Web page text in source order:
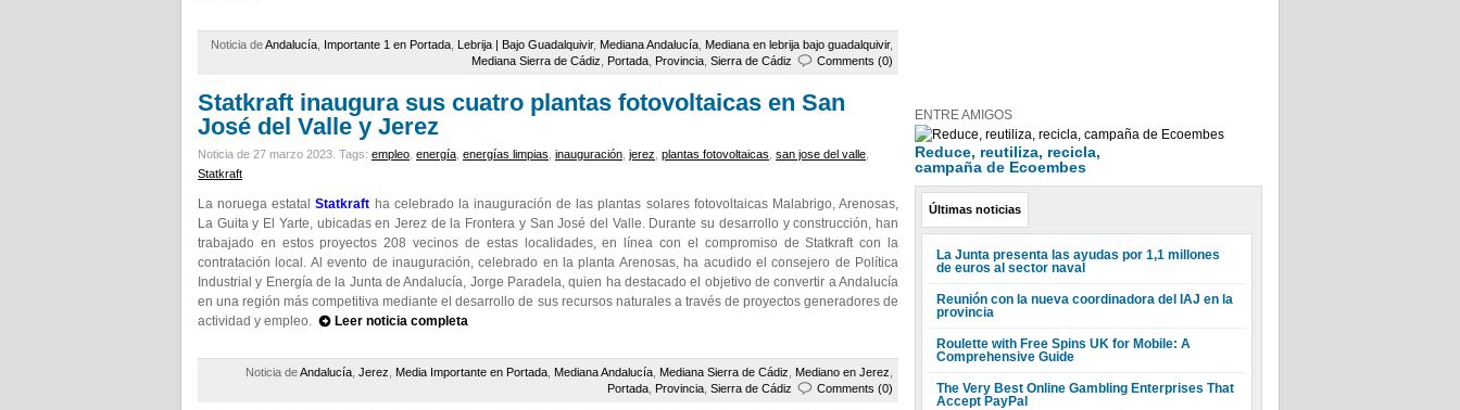
Noticia deAndalucía Importante 1 en Portada Lebrija | Bajo Guadalquivir, Mediana Andalucía Mediana en lebrija bajo guadalquivir,
Mediana Sierra de Cádiz
Portada Provincia Sierra de Cádiz Comments (0)
Statkraft inaugura sus cuatro plantas fotovoltaicas en San
José del Valle y Jerez
Noticia de 27 marzo 2023. Tags: empleo energía energías limpias inauguración jerez plantas fotovoltaicas san jose del valle
Statkraft
La noruega estatalStatkraft ha celebrado la inauguración de las plantas solares fotovoltaicas Malabrigo, Arenosas,
La Guita y El Yarte, ubicadas en Jerez de la Frontera y San José del Valle. Durante su desarrollo y construcción, han
trabajado en estos proyectos 208 vecinos de estas localidades, en línea con el compromiso de Statkraft con la
contratación local. Al evento de inauguración, celebrado en la planta Arenosas, ha acudido el consejero de Política
Industrial y Energía de la Junta de Andalucía, Jorge Paradela, quien ha destacado el objetivo de convertir a Andalucía
en una región más competitiva mediante el desarrollo de sus recursos naturales a través de proyectos generadores de
actividad y empleo.
Leer noticia completa
Noticia deAndalucía Jerez Media Importante en Portada Mediana Andalucía Mediana Sierra de Cádiz Mediano en Jerez
Portada Provincia Sierra de Cádiz Comments (0)
ENTRE AMIGOS
Reduce, reutiliza, recicla,
campaña de Ecoembes
Últimas noticias
La Junta presenta las ayudas por 1,1 millones
de euros al sector naval
Reunión con la nueva coordinadora del IAJ en la
provincia
Roulette with Free Spins UK for Mobile: A
Comprehensive Guide
The Very Best Online Gambling Enterprises That
Accept PayPal